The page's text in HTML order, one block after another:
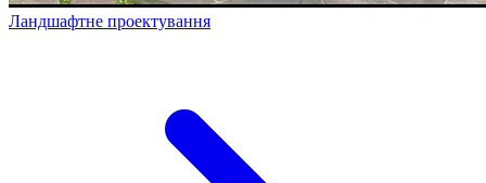
Ландшафтне проектування